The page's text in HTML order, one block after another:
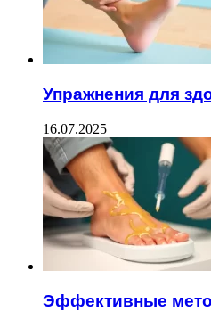
Упражнения для
16.07.2025
Эффективные